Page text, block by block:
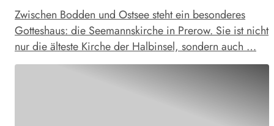
Zwischen Bodden und Ostsee steht ein besonderes
Gotteshaus: die Seemannskirche in Prerow. Sie ist nicht
nur die älteste Kirche der Halbinsel, sondern auch …